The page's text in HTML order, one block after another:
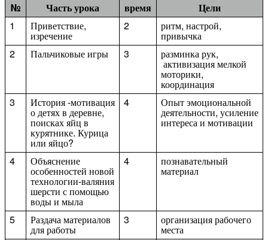
№
Часть урока время
Цели
1
Приветствие,
изречение
2 ритм, настрой,
привычка
2
Пальчиковые игры 3 разминка рук,
активизация мелкой
моторики,
координация
3
История -мотивация
о детях в деревне,
поисках яйц в
курятнике. Курица
или яйцо?
4 Опыт эмоциональной
деятельности, усиление
интереса и мотивации
4 Объяснение
особенностей новой
технологии-валяния
шерсти с помощью
воды и мыла
4 познавательный
материал
5 Раздача материалов
для работы
3 организация рабочего
места